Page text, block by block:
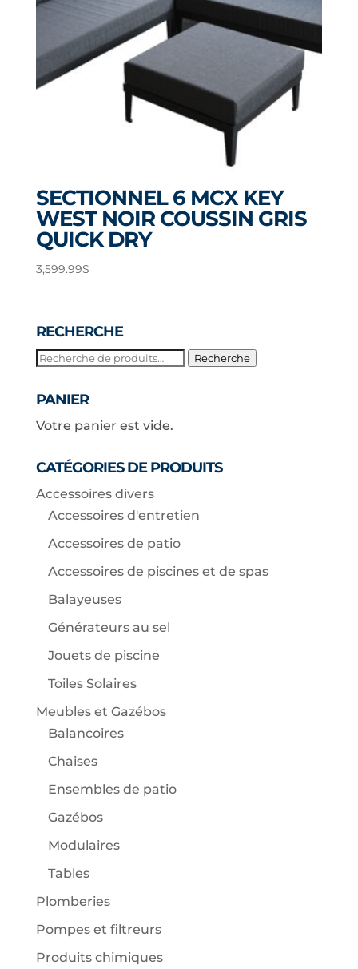
SECTIONNEL 6 MCX KEY
WEST NOIR COUSSIN GRIS
QUICK DRY
3,599.99$
RECHERCHE
Recherche
Recherche
PANIER
Votre panier est vide.
CATÉGORIES DE PRODUITS
Accessoires divers
Accessoires d'entretien
Accessoires de patio
Accessoires de piscines et de spas
Balayeuses
Générateurs au sel
Jouets de piscine
Toiles Solaires
Meubles et Gazébos
Balancoires
Chaises
Ensembles de patio
Gazébos
Modulaires
Tables
Plomberies
Pompes et filtreurs
Produits chimiques